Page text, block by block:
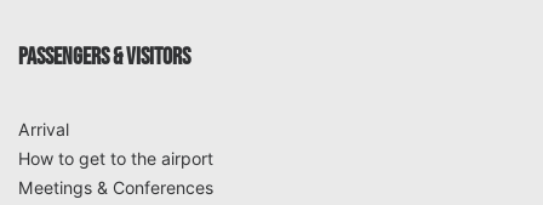
PASSENGERS & VISITORS
Arrival
How to get to the airport
Meetings & Conferences